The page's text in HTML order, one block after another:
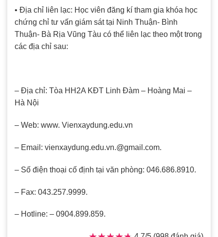
• Địa chỉ liên lạc: Học viên đăng kí tham gia khóa học
chứng chỉ tư vấn giám sát tại Ninh Thuận- Bình
Thuận- Bà Rịa Vũng Tàu có thể liên lạc theo một trong
các địa chỉ sau:
– Địa chỉ: Tòa HH2A KĐT Linh Đàm – Hoàng Mai –
Hà Nội
– Web: www. Vienxaydung.edu.vn
– Email: vienxaydung.edu.vn.@gmail.com.
– Số điện thoại cố định tại văn phòng: 046.686.8910.
– Fax: 043.257.9999.
– Hotline: – 0904.899.859.